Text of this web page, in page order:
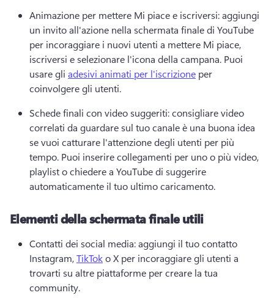
Animazione per mettere Mi piace e iscriversi: aggiungi
un invito all'azione nella schermata finale di YouTube
per incoraggiare i nuovi utenti a mettere Mi piace,
iscriversi e selezionare l'icona della campana. Puoi
usare gli adesivi animati per l'iscrizione per
coinvolgere gli utenti.
Schede finali con video suggeriti: consigliare video
correlati da guardare sul tuo canale è una buona idea
se vuoi catturare l'attenzione degli utenti per più
tempo. Puoi inserire collegamenti per uno o più video,
playlist o chiedere a YouTube di suggerire
automaticamente il tuo ultimo caricamento.
Elementi della schermata finale utili
Contatti dei social media: aggiungi il tuo contatto
Instagram, TikTok o X per incoraggiare gli utenti a
trovarti su altre piattaforme per creare la tua
community.